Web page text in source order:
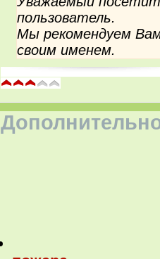
пользователь.
Мы рекомендуем
своим именем.